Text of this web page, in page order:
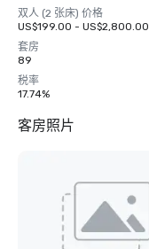
双人 (2 张床) 价格
US$199.00 - US$2,800.00
套房
89
税率
17.74%
客房照片